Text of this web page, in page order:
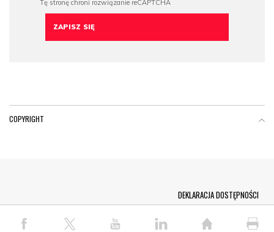
COPYRIGHT
© COPYRIGHT PAP 2026
DEKLARACJA DOSTĘPNOŚCI